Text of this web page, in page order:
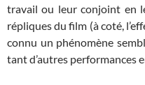
travail ou leur conjoint en
répliques du film (à coté,
connu un phénomène
tant d’autres performances